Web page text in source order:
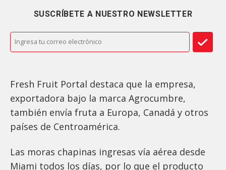
SUSCRÍBETE A NUESTRO NEWSLETTER
Fresh Fruit Portal destaca que la empresa,
exportadora bajo la marca Agrocumbre,
también envía fruta a Europa, Canadá y otros
países de Centroamérica.
Las moras chapinas ingresas vía aérea desde
Miami todos los días, por lo que el producto